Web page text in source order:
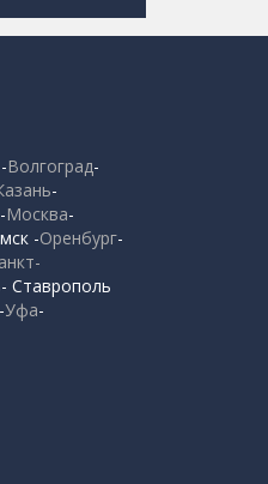
Волгоград-
-
Москва-
-Оренбург-
- Ставрополь
Уфа-